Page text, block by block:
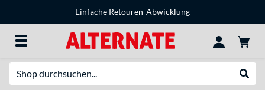
Einfache Retouren-Abwicklung